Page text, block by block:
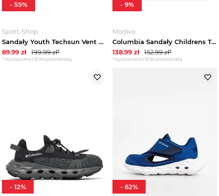
Sport-Shop
Sandały Youth Techsun Vent Jr Columbia Różowy
89.99 zł 199.99zł*
*najniższa cena z 30 dni przed obniżką
- 55%
Modivo
Columbia Sandały Childrens Techsun Vent BC4566 Niebieski
138.99 zł 152.99zł*
*najniższa cena z 30 dni przed obniżką
- 9%
- 12% - 62%